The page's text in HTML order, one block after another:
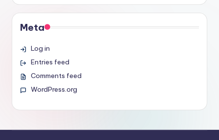
Meta
Log in
Entries feed
Comments feed
WordPress.org